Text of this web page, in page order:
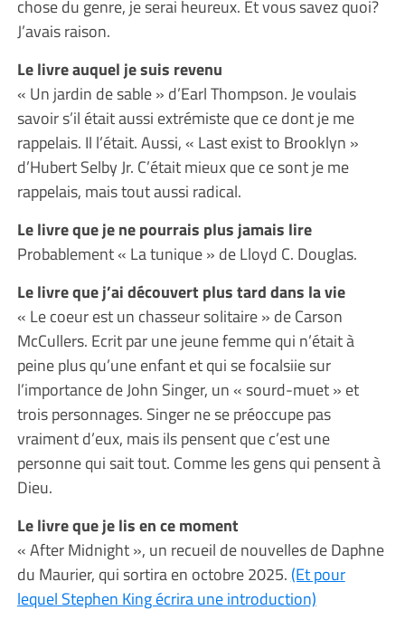
chose du genre, je serai heureux. Et vous savez quoi?
J’avais raison.
Le livre auquel je suis revenu
« Un jardin de sable » d’Earl Thompson. Je voulais
savoir s’il était aussi extrémiste que ce dont je me
rappelais. Il l’était. Aussi, « Last exist to Brooklyn »
d’Hubert Selby Jr. C’était mieux que ce sont je me
rappelais, mais tout aussi radical.
Le livre que je ne pourrais plus jamais lire
Probablement « La tunique » de Lloyd C. Douglas.
Le livre que j’ai découvert plus tard dans la vie
« Le coeur est un chasseur solitaire » de Carson
McCullers. Ecrit par une jeune femme qui n’était à
peine plus qu’une enfant et qui se focalsiie sur
l’importance de John Singer, un « sourd-muet » et
trois personnages. Singer ne se préoccupe pas
vraiment d’eux, mais ils pensent que c’est une
personne qui sait tout. Comme les gens qui pensent à
Dieu.
Le livre que je lis en ce moment
« After Midnight », un recueil de nouvelles de Daphne
du Maurier, qui sortira en octobre 2025. (Et pour
lequel Stephen King écrira une introduction)